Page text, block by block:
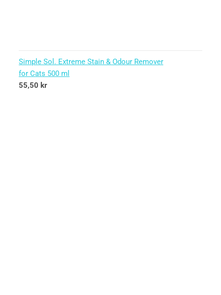
Simple Sol. Extreme Stain & Odour Remover
for Cats 500 ml
55,50 kr